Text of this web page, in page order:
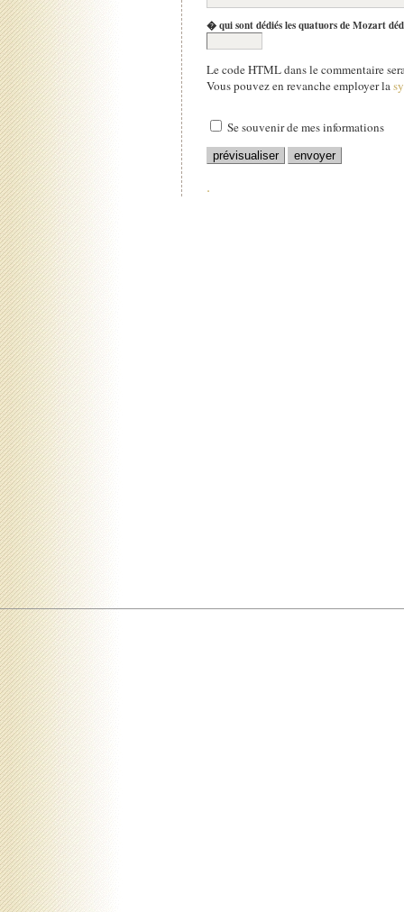
� qui sont dédiés les quatuors de Mozart
Le code HTML dans le commentaire
Vous pouvez en revanche employer la
Se souvenir de mes informations
.